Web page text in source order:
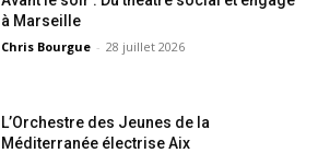
à Marseille
Chris Bourgue - 28 juillet 2026
L’Orchestre des Jeunes de la
Méditerranée électrise Aix